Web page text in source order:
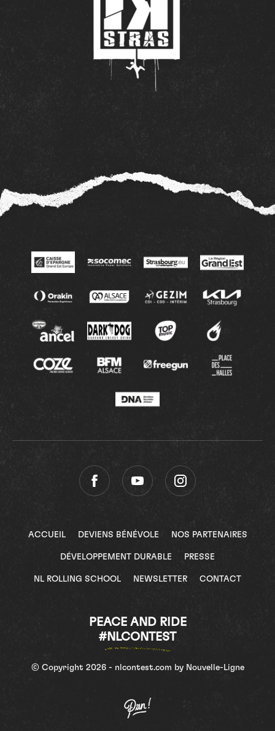
ACCUEIL DEVIENS BÉNÉVOLE NOS PARTENAIRES
DÉVELOPPEMENT DURABLE PRESSE
NL ROLLING SCHOOL NEWSLETTER CONTACT
PEACE AND RIDE
#NLCONTEST
© Copyright 2026 - nlcontest.com by Nouvelle-Ligne